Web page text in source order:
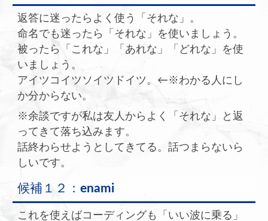
返答に迷ったらよく使う「それな」。
命名でも迷ったら「それな」を使いましょう。
被ったら「これな」「あれな」「どれな」を使
いましょう。
アイツコイツソイツドイツ。←※わかる人にし
か分からない。
※余談ですが私は友人からよく「それな」と返
ってきて落ち込みます。
話終わらせようとしてきてる。話つまらないら
しいです。
候補１２：enami
これを使えばコーディングも「いい波に乗る」